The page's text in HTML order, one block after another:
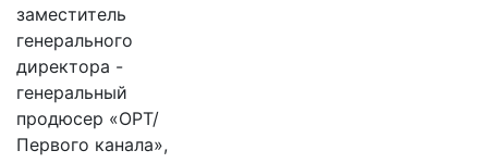
заместитель
генерального
директора -
генеральный
продюсер «ОРТ/
Первого канала»,